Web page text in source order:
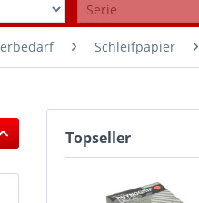
Schleifpapier
Topseller